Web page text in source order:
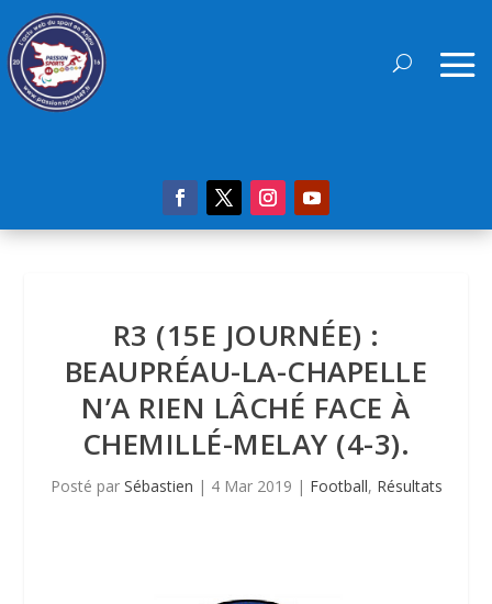
R3 (15E JOURNÉE) :
BEAUPRÉAU-LA-CHAPELLE
N’A RIEN LÂCHÉ FACE À
CHEMILLÉ-MELAY (4-3).
Posté par Sébastien | 4 Mar 2019 | Football, Résultats